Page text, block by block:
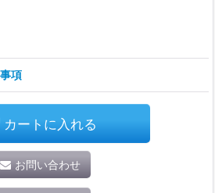
項
カートに入れる
お問い合わせ